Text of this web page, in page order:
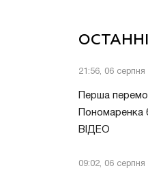
21:56, 06
Перша
Пономаренка
ВІДЕО
09:02, 06